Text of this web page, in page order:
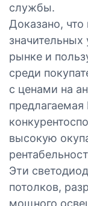
службы.
Доказано,
рынке и
среди
с ценами на
предлагаемая
высокую
Эти
потолков,
мощного